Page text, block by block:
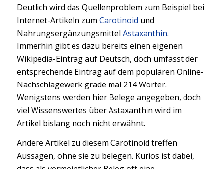
Deutlich wird das Quellenproblem zum Beispiel bei
Internet-Artikeln zum Carotinoid und
Nahrungsergänzungsmittel Astaxanthin.
Immerhin gibt es dazu bereits einen eigenen
Wikipedia-Eintrag auf Deutsch, doch umfasst der
entsprechende Eintrag auf dem populären Online-
Nachschlagewerk grade mal 214 Wörter.
Wenigstens werden hier Belege angegeben, doch
viel Wissenswertes über Astaxanthin wird im
Artikel bislang noch nicht erwähnt.
Andere Artikel zu diesem Carotinoid treffen
Aussagen, ohne sie zu belegen. Kurios ist dabei,